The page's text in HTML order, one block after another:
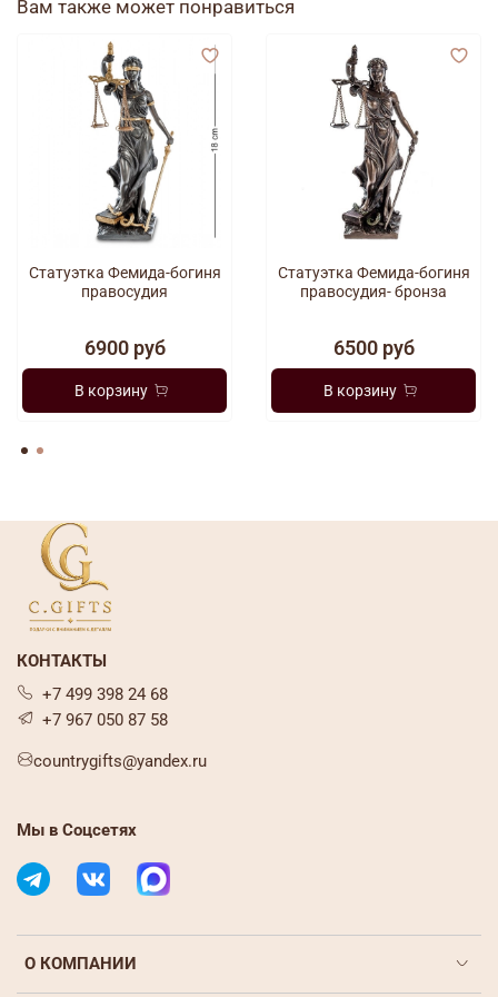
Вам также может понравиться
Статуэтка Фемида-богиня
правосудия
6900 руб
В корзину
Статуэтка Фемида-богиня
правосудия- бронза
6500 руб
В корзину
О КОМПАНИИ
КОНТАКТЫ
+7 499 398 24 68
+7 967 050 87 58
countrygifts@yandex.ru
Мы в Соцсетях